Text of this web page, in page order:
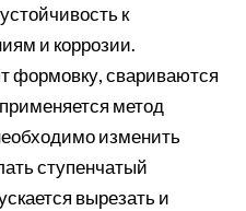
к
и коррозии.
формовку, свариваются
метод
изменить
ступенчатый
вырезать и